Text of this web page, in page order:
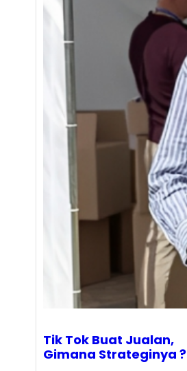
Tik Tok Buat Jualan,
Gimana Strateginya ?